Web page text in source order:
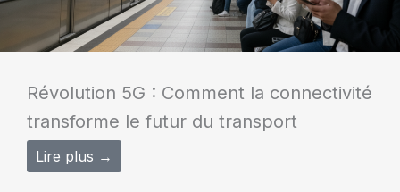
Révolution 5G : Comment la connectivité
transforme le futur du transport
Lire plus →